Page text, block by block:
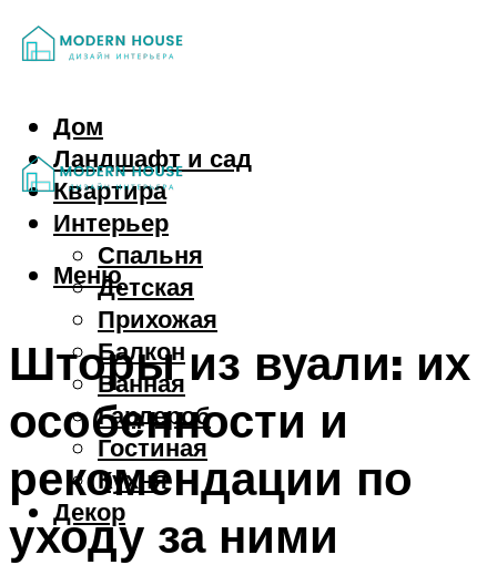
Дом
Ландшафт и сад
Квартира
Интерьер
Спальня
Детская
Прихожая
Балкон
Ванная
Гардероб
Гостиная
Кухня
Декор
Меню
Шторы из вуали: их
особенности и
рекомендации по
уходу за ними